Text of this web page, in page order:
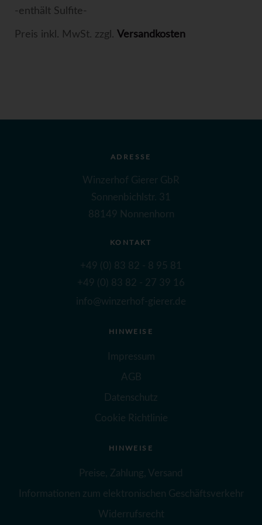
-enthält Sulfite-
Preis inkl. MwSt. zzgl. Versandkosten
ADRESSE
Winzerhof Gierer GbR
Sonnenbichlstr. 31
88149 Nonnenhorn
KONTAKT
+49 (0) 83 82 - 8 95 81
+49 (0) 83 82 - 27 39 16
info@winzerhof-gierer.de
HINWEISE
Impressum
AGB
Datenschutz
Cookie Richtlinie
HINWEISE
Preise, Zahlung, Versand
Informationen zum elektronischen Geschäftsverkehr
Widerrufsrecht